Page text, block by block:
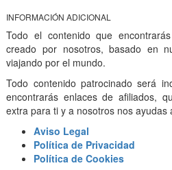
INFORMACIÓN ADICIONAL
Todo el contenido que
creado por nosotros, basado en
viajando por el mundo.
Todo contenido patrocinado será
encontrarás enlaces de afiliados,
extra para ti y a nosotros nos
Aviso Legal
Política de Privacidad
Política de Cookies